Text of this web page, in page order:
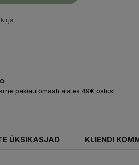
pakiautomaati alates 49€ ostust
ÜKSIKASJAD KLIENDI